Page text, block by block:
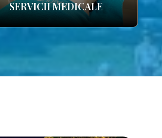
SERVICII MEDICALE